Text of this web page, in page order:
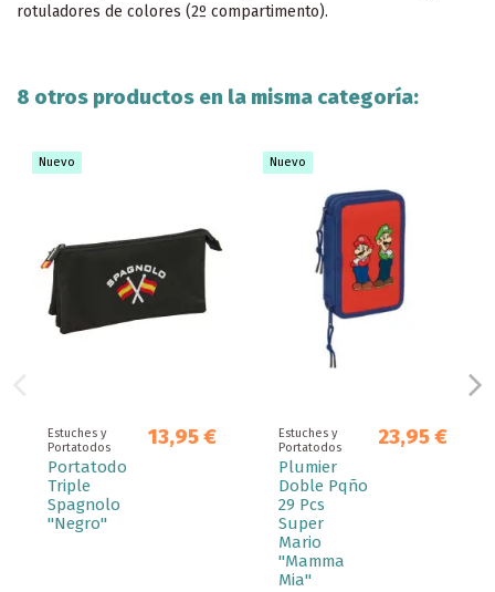
rotuladores de colores (2º compartimento).
8 otros productos en la misma categoría:
Nuevo
Estuches y
Portatodos
Portatodo
Triple
Spagnolo
"Negro"
13,95 €
Nuevo
Estuches y
Portatodos
Plumier
Doble Pqño
29 Pcs
Super
Mario
"Mamma
Mia"
23,95 €